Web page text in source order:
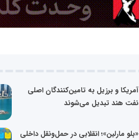
آمریکا و برزیل به تامین‌کنندگان اصلی
نفت هند تبدیل می‌شوند
«بلو مارلین»؛ انقلابی در حمل‌ونقل داخلی